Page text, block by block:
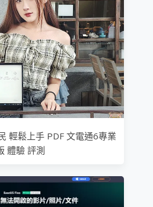
輕鬆上手 PDF 文電通6專業
體驗 評測